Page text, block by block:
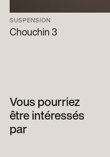
SUSPENSION
Chouchin 3
Vous pourriez
être intéressés
par